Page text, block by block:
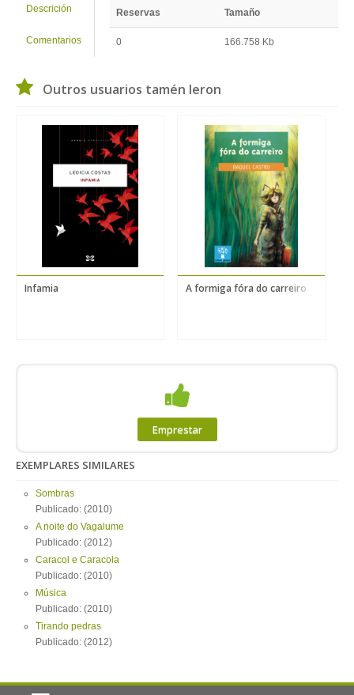
Descrición
Comentarios
Reservas Tamaño
0 166.758 Kb
Outros usuarios tamén leron
Infamia A formiga fóra do carreiro
Emprestar
EXEMPLARES SIMILARES
Sombras
Publicado: (2010)
A noite do Vagalume
Publicado: (2012)
Caracol e Caracola
Publicado: (2010)
Música
Publicado: (2010)
Tirando pedras
Publicado: (2012)